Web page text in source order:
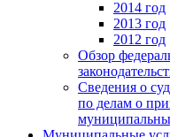
2014 год
2013 год
2012 год
Обзор
Сведения о
по делам о